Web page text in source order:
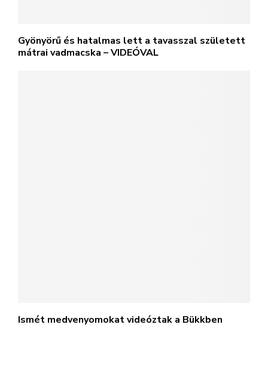
Gyönyörű és hatalmas lett a tavasszal született
mátrai vadmacska – VIDEÓVAL
Ismét medvenyomokat videóztak a Bükkben